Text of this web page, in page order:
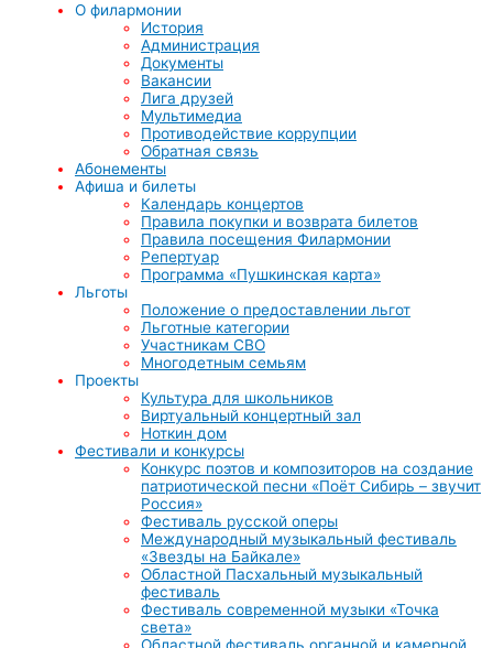
О филармонии
История
Администрация
Документы
Вакансии
Лига друзей
Мультимедиа
Противодействие коррупции
Обратная связь
Абонементы
Афиша и билеты
Календарь концертов
Правила покупки и возврата билетов
Правила посещения Филармонии
Репертуар
Программа «Пушкинская карта»
Льготы
Положение о предоставлении льгот
Льготные категории
Участникам СВО
Многодетным семьям
Проекты
Культура для школьников
Виртуальный концертный зал
Ноткин дом
Фестивали и конкурсы
Конкурс поэтов и композиторов на создание
патриотической песни «Поёт Сибирь – звучит
Россия»
Фестиваль русской оперы
Международный музыкальный фестиваль
«Звезды на Байкале»
Областной Пасхальный музыкальный
фестиваль
Фестиваль современной музыки «Точка
света»